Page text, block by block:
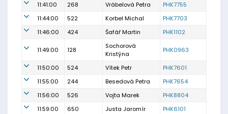
11:41:00 268 Vrábelová Petra
PHK7755
11:44:00
522 Korbel Michal
PHK7703
11:46:00
424 Šafář Martin PHK1102
11:49:00 128
Sochorová
Kristýna
PHK0963
11:50:00 524 Vítek Petr
PHK7601
11:55:00
244 Besedová Petra
PHK7654
11:56:00
526 Vojta Marek
PHK8804
11:59:00
650 Justa Jaromír
PHK6101